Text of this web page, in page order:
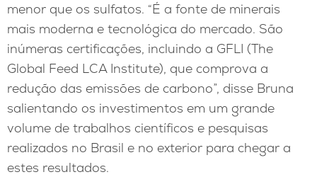
menor que os sulfatos. “É a fonte de minerais
mais moderna e tecnológica do mercado. São
inúmeras certificações, incluindo a GFLI (The
Global Feed LCA Institute), que comprova a
redução das emissões de carbono”, disse Bruna
salientando os investimentos em um grande
volume de trabalhos científicos e pesquisas
realizados no Brasil e no exterior para chegar a
estes resultados.